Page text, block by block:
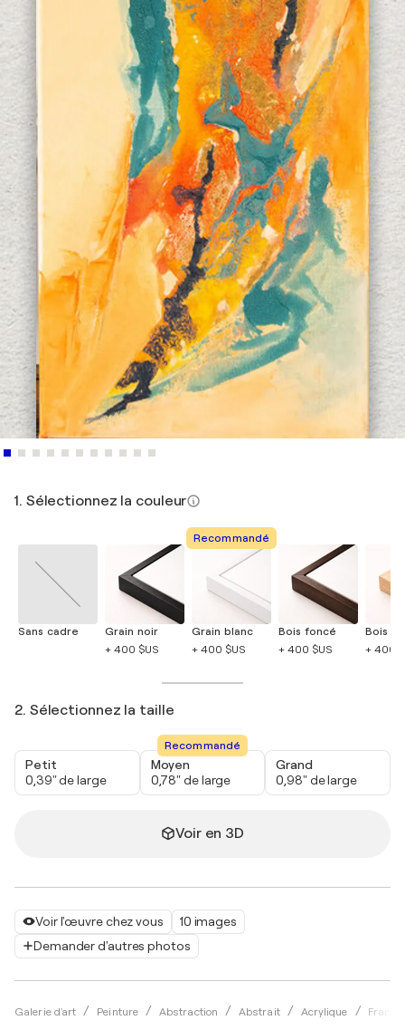
Voir l'œuvre chez vous
10 images
Demander d'autres photos
Galerie d'art Peinture Abstraction Abstrait Acrylique
1. Sélectionnez la couleur
Sans cadre
Grain noir
+ 400 $US
Recommandé
Grain blanc
+ 400 $US
Bois foncé
+ 400 $US
Bois
+ 400
2. Sélectionnez la taille
Petit
0,39" de large
Recommandé
Moyen
0,78" de large
Grand
0,98" de large
Voir en 3D